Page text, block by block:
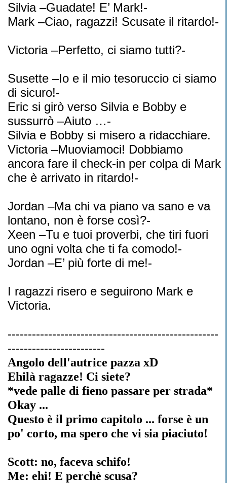
Silvia –Guadate! E’ Mark!-
Mark –Ciao, ragazzi! Scusate il ritardo!-
Victoria –Perfetto, ci siamo tutti?-
Susette –Io e il mio tesoruccio ci siamo
di sicuro!-
Eric si girò verso Silvia e Bobby e
sussurrò –Aiuto …-
Silvia e Bobby si misero a ridacchiare.
Victoria –Muoviamoci! Dobbiamo
ancora fare il check-in per colpa di Mark
che è arrivato in ritardo!-
Jordan –Ma chi va piano va sano e va
lontano, non è forse così?-
Xeen –Tu e tuoi proverbi, che tiri fuori
uno ogni volta che ti fa comodo!-
Jordan –E’ più forte di me!-
I ragazzi risero e seguirono Mark e
Victoria.
----------------------------------------------------
------------------------
Angolo dell'autrice pazza xD
Ehilà ragazze! Ci siete?
*vede palle di fieno passare per strada*
Okay ...
Questo è il primo capitolo ... forse è un
po' corto, ma spero che vi sia piaciuto!
Scott: no, faceva schifo!
Me: ehi! E perchè scusa?